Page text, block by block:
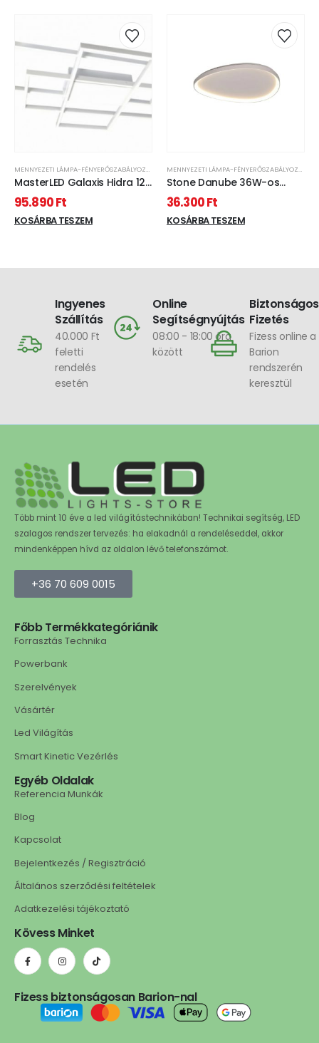
MENNYEZETI LÁMPA-FÉNYERŐSZABÁLYOZHATÓ
MasterLED Galaxis Hidra 126
W-os, 90x50 cm fehér LED
távirányítós mennyezeti
lámpa
95.890Ft
KOSÁRBA TESZEM
MENNYEZETI LÁMPA-FÉNYERŐSZABÁLYOZHATÓ
Stone Danube 36W-os
500x500mm, 3000-6500K
fehér színű távirányítós
mennyezeti lámpa
36.300Ft
KOSÁRBA TESZEM
Ingyenes
Szállítás
40.000 Ft
feletti
rendelés
esetén
Online
Segítségnyújtás
08:00 - 18:00 óra
között
Biztonságos
Fizetés
Fizess online a
Barion
rendszerén
keresztül
Több mint 10 éve a led világítástechnikában! Technikai segítség, LED
szalagos rendszer tervezés: ha elakadnál a rendeléseddel, akkor
mindenképpen hívd az oldalon lévő telefonszámot.
+36 70 609 0015
Főbb Termékkategóriánik
Forrasztás Technika
Powerbank
Szerelvények
Vásártér
Led Világítás
Smart Kinetic Vezérlés
Egyéb Oldalak
Referencia Munkák
Blog
Kapcsolat
Bejelentkezés / Regisztráció
Általános szerződési feltételek
Adatkezelési tájékoztató
Kövess Minket
Fizess biztonságosan Barion-nal